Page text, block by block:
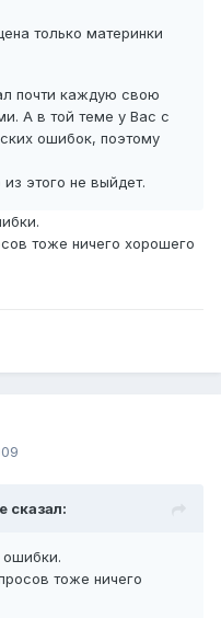
только материнки
почти каждую свою
А в той теме у Вас с
ошибок, поэтому
этого не выйдет.
тоже ничего хорошего
сказал:
ошибки.
тоже ничего